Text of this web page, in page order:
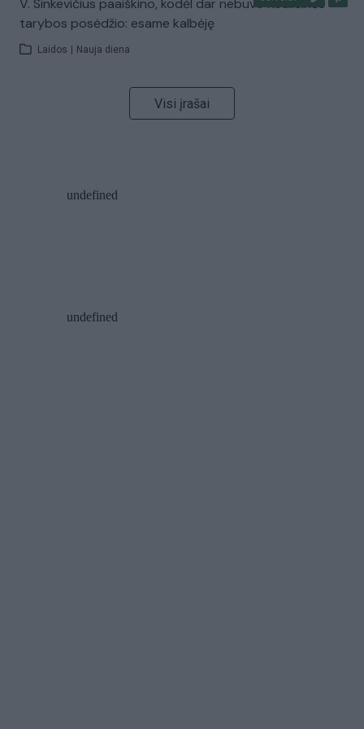
V. Sinkevičius paaiškino, kodėl dar nebuvo Koalicinės
tarybos posėdžio: esame kalbėję
Laidos Nauja diena
Visi įrašai